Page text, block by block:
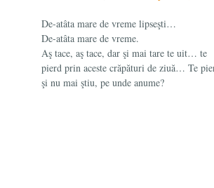
De-atâta mare de vreme lipseşti…
De-atâta mare de vreme.
Aş tace, aş tace, dar şi mai tare te uit… te
pierd prin aceste crăpături de ziuă… Te
şi nu mai ştiu, pe unde anume?